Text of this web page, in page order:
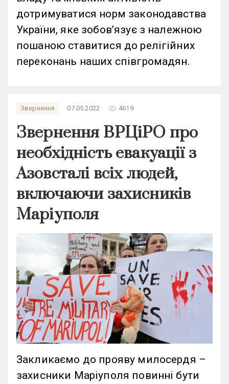
дотримуватися норм законодавства
України, яке зобов’язує з належною
пошаною ставитися до релігійних
переконань наших співгромадян.
Звернення 07.05.2022 remove_red_eye 4619
Звернення ВРЦіРО про
необхідність евакуації з
Азовсталі всіх людей,
включаючи захисників
Маріуполя
Закликаємо до прояву милосердя –
захисники Маріуполя повинні бути